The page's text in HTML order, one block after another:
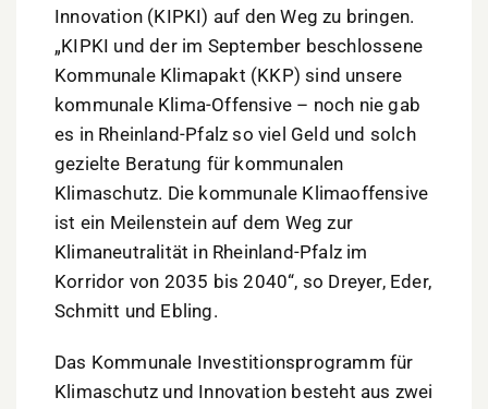
Innovation (KIPKI) auf den Weg zu bringen.
„KIPKI und der im September beschlossene
Kommunale Klimapakt (KKP) sind unsere
kommunale Klima-Offensive – noch nie gab
es in Rheinland-Pfalz so viel Geld und solch
gezielte Beratung für kommunalen
Klimaschutz. Die kommunale Klimaoffensive
ist ein Meilenstein auf dem Weg zur
Klimaneutralität in Rheinland-Pfalz im
Korridor von 2035 bis 2040“, so Dreyer, Eder,
Schmitt und Ebling.
Das Kommunale Investitionsprogramm für
Klimaschutz und Innovation besteht aus zwei